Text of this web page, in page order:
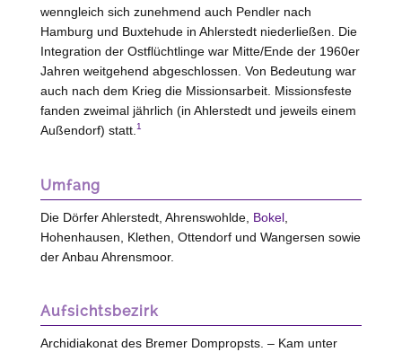
wenngleich sich zunehmend auch Pendler nach
Hamburg und Buxtehude in Ahlerstedt niederließen. Die
Integration der Ostflüchtlinge war Mitte/Ende der 1960er
Jahren weitgehend abgeschlossen. Von Bedeutung war
auch nach dem Krieg die Missionsarbeit. Missionsfeste
fanden zweimal jährlich (in Ahlerstedt und jeweils einem
Außendorf) statt. 1
Umfang
Die Dörfer Ahlerstedt, Ahrenswohlde, Bokel,
Hohenhausen, Klethen, Ottendorf und Wangersen sowie
der Anbau Ahrensmoor.
Aufsichtsbezirk
Archidiakonat des Bremer Dompropsts. – Kam unter